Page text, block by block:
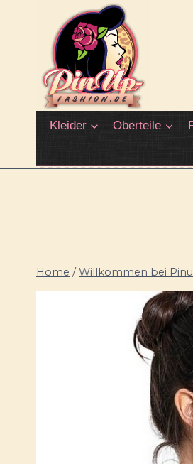
springen
Kleider Oberteile
Home / Willkommen bei